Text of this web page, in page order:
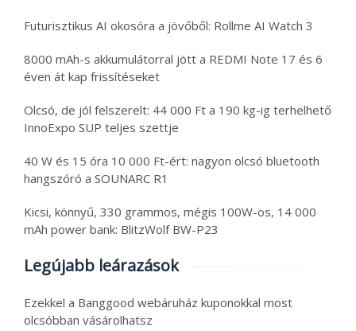
Futurisztikus AI okosóra a jövőből: Rollme AI Watch 3
8000 mAh-s akkumulátorral jött a REDMI Note 17 és 6
éven át kap frissítéseket
Olcsó, de jól felszerelt: 44 000 Ft a 190 kg-ig terhelhető
InnoExpo SUP teljes szettje
40 W és 15 óra 10 000 Ft-ért: nagyon olcsó bluetooth
hangszóró a SOUNARC R1
Kicsi, könnyű, 330 grammos, mégis 100W-os, 14 000
mAh power bank: BlitzWolf BW-P23
Legújabb leárazások
Ezekkel a Banggood webáruház kuponokkal most
olcsóbban vásárolhatsz